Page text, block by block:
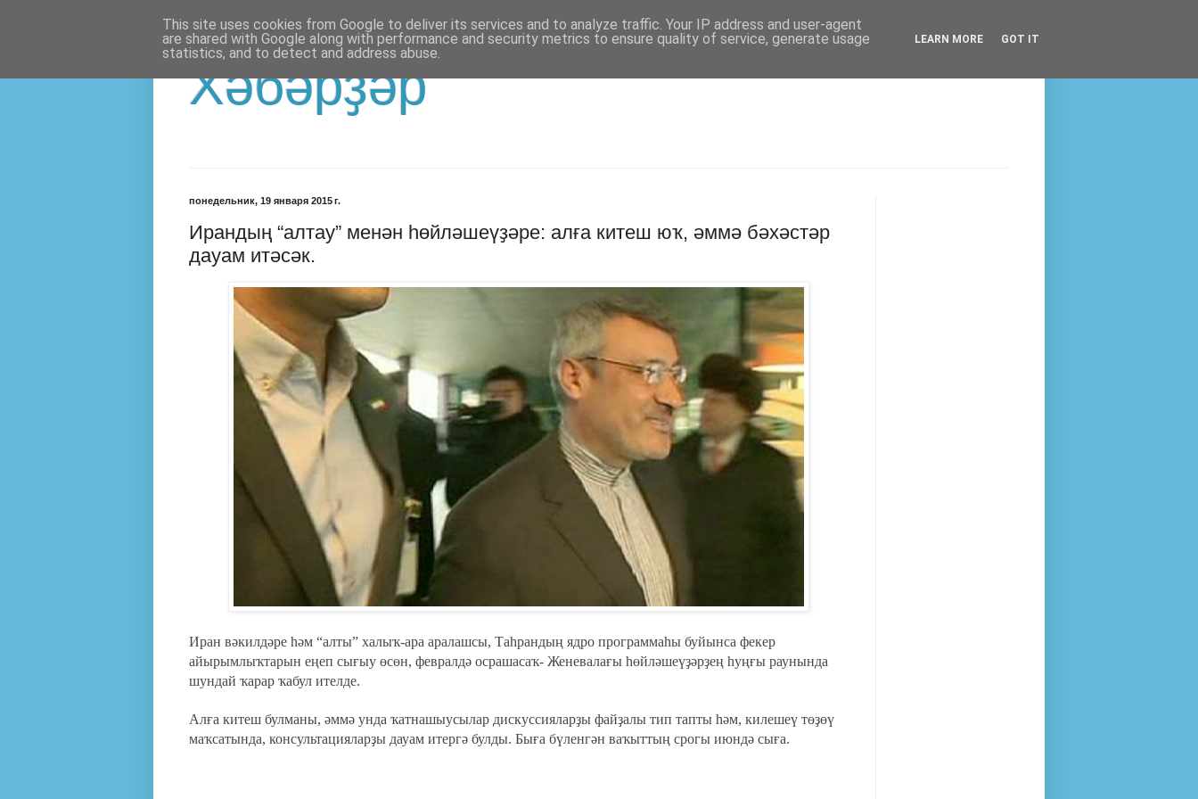
Хәбәрҙәр
понедельник, 19 января 2015 г.
Ирандың “алтау” менән һөйләшеүҙәре: алға китеш юҡ, әммә бәхәстәр
дауам итәсәк.
Иран вәкилдәре һәм “алты” халыҡ-ара аралашсы, Таһрандың ядро программаһы буйынса фекер
айырымлыҡтарын еңеп сығыу өсөн, февралдә осрашасаҡ- Женевалағы һөйләшеүҙәрҙең һуңғы раунында
шундай ҡарар ҡабул ителде.
Алға китеш булманы, әммә унда ҡатнашыусылар дискуссияларҙы файҙалы тип тапты һәм, килешеү төҙөү
маҡсатында, консультацияларҙы дауам итергә булды. Быға бүленгән ваҡыттың срогы июндә сыға.
This site uses cookies from Google to deliver its services and to analyze traffic. Your IP address and user-agent
are shared with Google along with performance and security metrics to ensure quality of service, generate usage
statistics, and to detect and address abuse.
LEARN MORE GOT IT